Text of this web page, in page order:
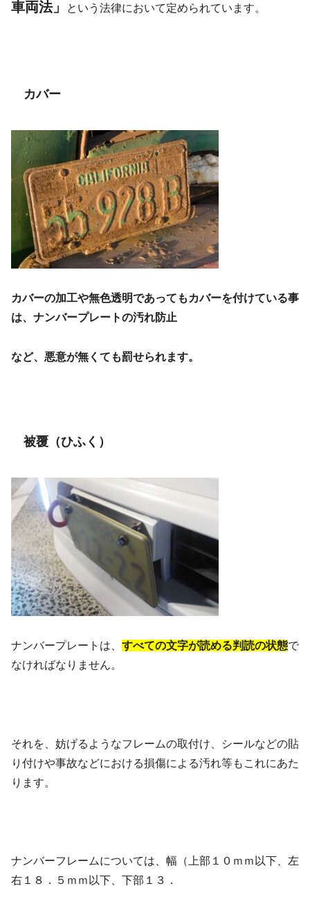
車両法」 という法律において定められています。
カバー
カバーの加工や無色透明であってもカバーを付けている事
は、ナンバープレートの汚れ防止
など、悪意が無くても罰せられます。
被覆（ひふく）
ナンバープレートは、 すべての文字が読める判読の状態で
なければなりません。
それを、妨げるようなフレームの取付け、シールなどの貼
り付けや事故などにおける損傷による汚れ等もこれにあた
ります。
ナンバーフレームについては、幅（上部１０ｍｍ以下、左
右１８．５ｍｍ以下、下部１３．